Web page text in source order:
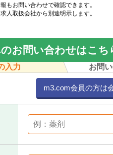
もお問い合わせで確認できます。
人取扱会社から別途明示します。
お問い合わせはこち
入力 お問
m3.com会員の方は